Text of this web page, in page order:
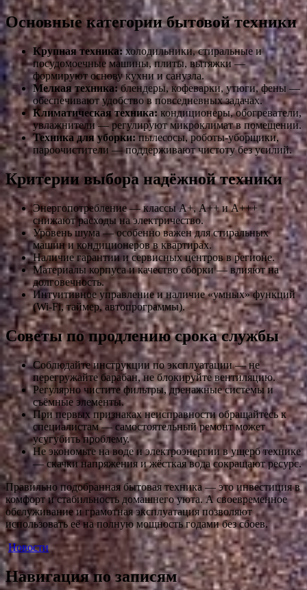
Основные категории бытовой техники
Крупная техника:холодильники, стиральные и
посудомоечные машины, плиты, вытяжки —
формируют основу кухни и санузла.
Мелкая техника:блендеры, кофеварки, утюги, фены —
обеспечивают удобство в повседневных задачах.
Климатическая техника: кондиционеры, обогреватели,
увлажнители — регулируют микроклимат в помещении.
Техника для уборки:пылесосы, роботы-уборщики,
пароочистители — поддерживают чистоту без усилий.
Критерии выбора надёжной техники
Энергопотребление — классы А+, А++ и А+++
снижают расходы на электричество.
Уровень шума — особенно важен для стиральных
машин и кондиционеров в квартирах.
Наличие гарантии и сервисных центров в регионе.
Материалы корпуса и качество сборки — влияют на
долговечность.
Интуитивное управление и наличие «умных» функций
(Wi-Fi, таймер, автопрограммы).
Советы по продлению срока службы
Соблюдайте инструкции по эксплуатации — не
перегружайте барабан, не блокируйте вентиляцию.
Регулярно чистите фильтры, дренажные системы и
съёмные элементы.
При первых признаках неисправности обращайтесь к
специалистам — самостоятельный ремонт может
усугубить проблему.
Не экономьте на воде и электроэнергии в ущерб технике
— скачки напряжения и жёсткая вода сокращают ресурс.
Правильно подобранная бытовая техника — это инвестиция в
комфорт и стабильность домашнего уюта. А своевременное
обслуживание и грамотная эксплуатация позволяют
использовать её на полную мощность годами без сбоев.
Новости
Навигация по записям